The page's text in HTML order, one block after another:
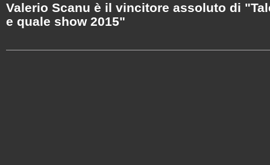
Valerio Scanu è il vincitore assoluto di
e quale show 2015"